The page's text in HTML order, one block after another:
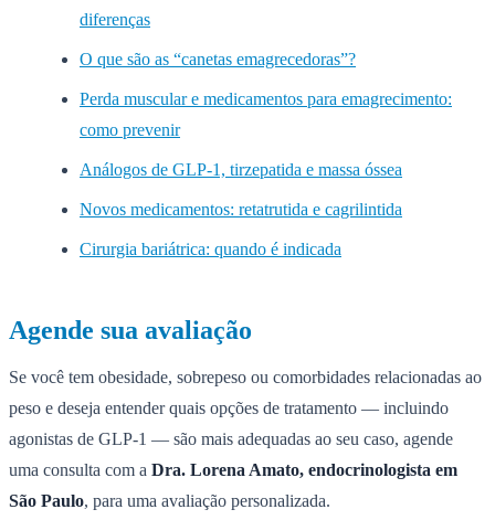
diferenças
O que são as “canetas emagrecedoras”?
Perda muscular e medicamentos para emagrecimento:
como prevenir
Análogos de GLP-1, tirzepatida e massa óssea
Novos medicamentos: retatrutida e cagrilintida
Cirurgia bariátrica: quando é indicada
Agende sua avaliação
Se você tem obesidade, sobrepeso ou comorbidades relacionadas ao
peso e deseja entender quais opções de tratamento — incluindo
agonistas de GLP-1 — são mais adequadas ao seu caso, agende
uma consulta com a Dra. Lorena Amato, endocrinologista em
São Paulo, para uma avaliação personalizada.